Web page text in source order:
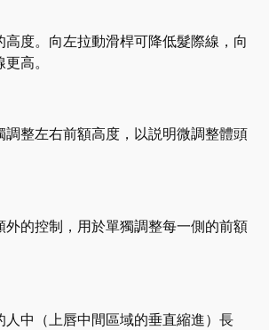
高度。向左拉動滑桿可降低髮際線，向
高。
調整左右前額高度，以説明微調整體頭
外的控制，用於單獨調整每一側的前額
人中（上唇中間區域的垂直縮進）長